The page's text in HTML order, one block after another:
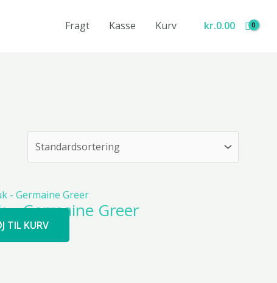
Fragt Kasse Kurv kr.0.00
– Germaine Greer
TIL KURV